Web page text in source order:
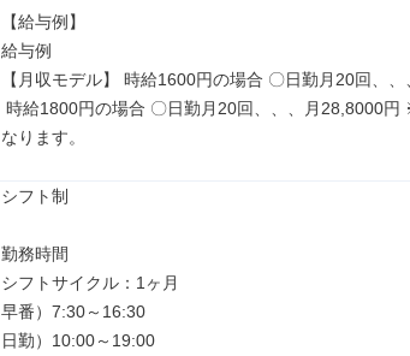
【給与例】
給与例
【月収モデル】 時給1600円の場合 〇日勤月20回、
なります。
シフト制
勤務時間
シフトサイクル：1ヶ月
早番）7:30～16:30
日勤）10:00～19:00